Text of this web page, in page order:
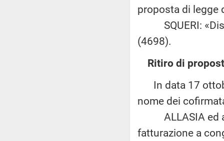
proposta di legge
SQUERI:
(4698).
Ritiro di
In data 17
nome dei
ALLASIA ed
fatturazione a